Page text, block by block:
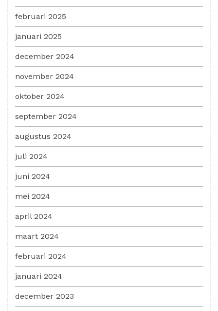
februari 2025
januari 2025
december 2024
november 2024
oktober 2024
september 2024
augustus 2024
juli 2024
juni 2024
mei 2024
april 2024
maart 2024
februari 2024
januari 2024
december 2023